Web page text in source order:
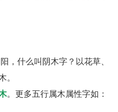
，什么叫阴木字？以花草、
。
。更多五行属木属性字如：